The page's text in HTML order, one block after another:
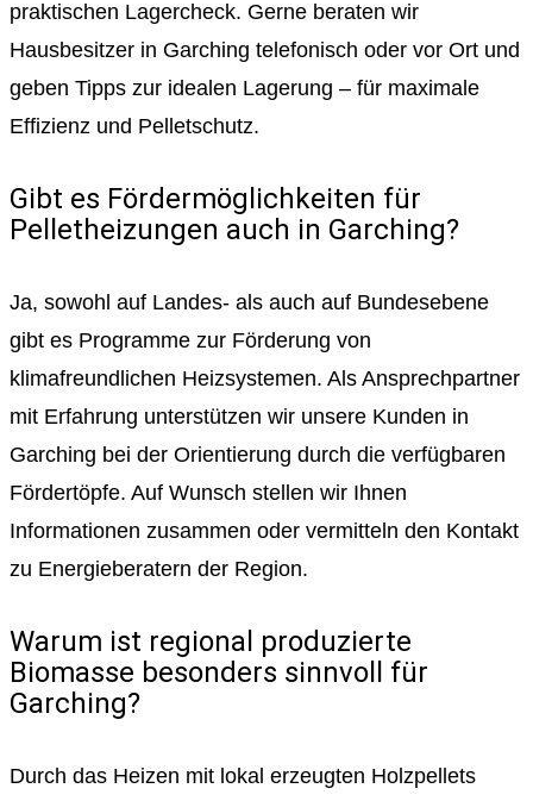
praktischen Lagercheck. Gerne beraten wir
Hausbesitzer in Garching telefonisch oder vor Ort und
geben Tipps zur idealen Lagerung – für maximale
Effizienz und Pelletschutz.
Gibt es Fördermöglichkeiten für
Pelletheizungen auch in Garching?
Ja, sowohl auf Landes- als auch auf Bundesebene
gibt es Programme zur Förderung von
klimafreundlichen Heizsystemen. Als Ansprechpartner
mit Erfahrung unterstützen wir unsere Kunden in
Garching bei der Orientierung durch die verfügbaren
Fördertöpfe. Auf Wunsch stellen wir Ihnen
Informationen zusammen oder vermitteln den Kontakt
zu Energieberatern der Region.
Warum ist regional produzierte
Biomasse besonders sinnvoll für
Garching?
Durch das Heizen mit lokal erzeugten Holzpellets